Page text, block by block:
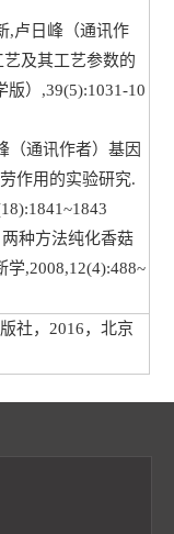
,卢日峰（通讯作
及其工艺参数的
版）,39(5):1031-10
（通讯作者）基因
作用的实验研究.
种方法纯化香菇
学,2008,12(4):488~
社，2016，北京